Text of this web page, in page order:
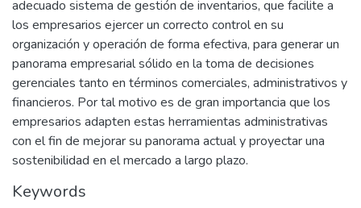
adecuado sistema de gestión de inventarios, que facilite a
los empresarios ejercer un correcto control en su
organización y operación de forma efectiva, para generar un
panorama empresarial sólido en la toma de decisiones
gerenciales tanto en términos comerciales, administrativos y
financieros. Por tal motivo es de gran importancia que los
empresarios adapten estas herramientas administrativas
con el fin de mejorar su panorama actual y proyectar una
sostenibilidad en el mercado a largo plazo.
Keywords